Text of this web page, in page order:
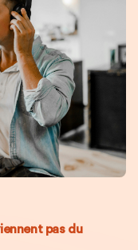
pas du